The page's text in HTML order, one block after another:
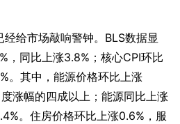
给市场敲响警钟。BLS数据显
，同比上涨3.8%；核心CPI环比
。其中，能源价格环比上涨
涨幅的四成以上；能源同比上涨
。住房价格环比上涨0.6%，服